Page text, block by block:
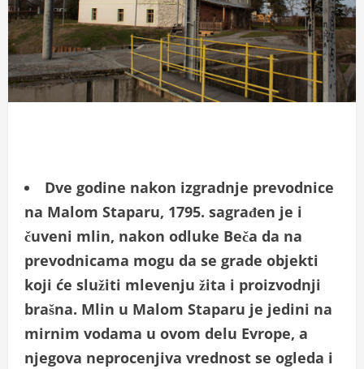
Dve godine nakon izgradnje prevodnice
na Malom Staparu, 1795. sagrađen je i
čuveni mlin, nakon odluke Beča da na
prevodnicama mogu da se grade objekti
koji će služiti mlevenju žita i proizvodnji
brašna. Mlin u Malom Staparu je jedini na
mirnim vodama u ovom delu Evrope, a
njegova neprocenjiva vrednost se ogleda i